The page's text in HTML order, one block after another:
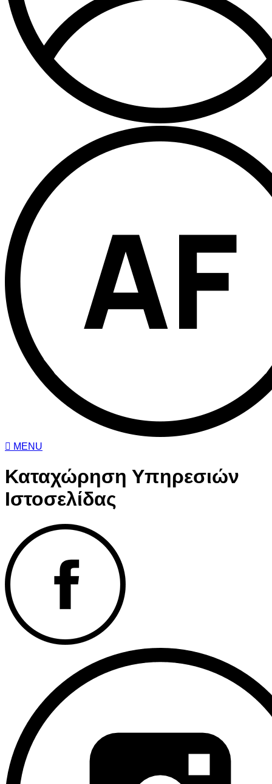
MENU
Καταχώρηση Υπηρεσιών
Ιστοσελίδας